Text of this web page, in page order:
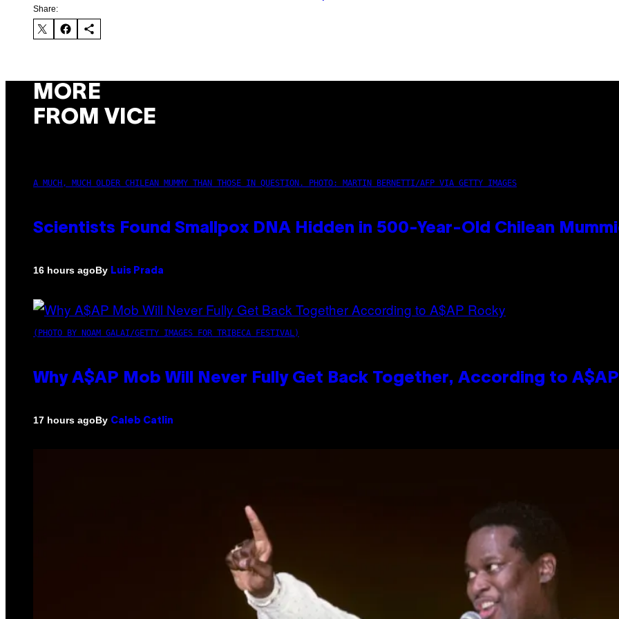
Share:
MORE
FROM VICE
A MUCH, MUCH OLDER CHILEAN MUMMY THAN THOSE IN QUESTION. PHOTO: MARTIN BERNETTI/AFP VIA GETTY IMAGES
Scientists Found Smallpox DNA Hidden in 500-Year-Old Chilean
16 hours agoBy Luis Prada
(PHOTO BY NOAM GALAI/GETTY IMAGES FOR TRIBECA FESTIVAL)
Why A$AP Mob Will Never Fully Get Back Together, According to
17 hours agoBy Caleb Catlin